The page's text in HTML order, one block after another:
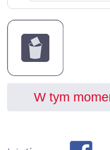
W tym